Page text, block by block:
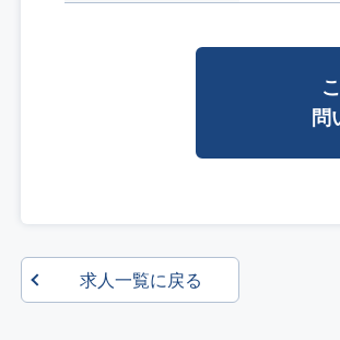
問
求人一覧に戻る